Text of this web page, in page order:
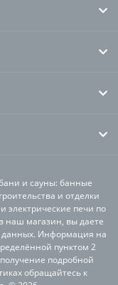
и сауны: банные
и отделки
электрические печи по
наш магазин, вы даете
данных. Информация на
пунктом 2
подробной
обращайтесь к